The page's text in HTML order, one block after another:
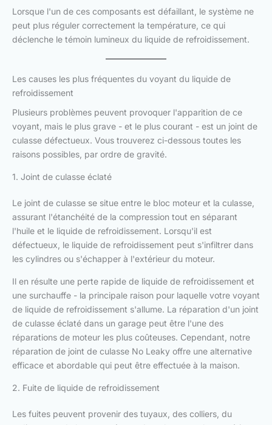
Lorsque l'un de ces composants est défaillant, le système ne
peut plus réguler correctement la température, ce qui
déclenche le témoin lumineux du liquide de refroidissement.
Les causes les plus fréquentes du voyant du liquide de
refroidissement
Plusieurs problèmes peuvent provoquer l'apparition de ce
voyant, mais le plus grave - et le plus courant - est un joint de
culasse défectueux. Vous trouverez ci-dessous toutes les
raisons possibles, par ordre de gravité.
1. Joint de culasse éclaté
Le joint de culasse se situe entre le bloc moteur et la culasse,
assurant l'étanchéité de la compression tout en séparant
l'huile et le liquide de refroidissement. Lorsqu'il est
défectueux, le liquide de refroidissement peut s'infiltrer dans
les cylindres ou s'échapper à l'extérieur du moteur.
Il en résulte une perte rapide de liquide de refroidissement et
une surchauffe - la principale raison pour laquelle votre voyant
de liquide de refroidissement s'allume. La réparation d'un joint
de culasse éclaté dans un garage peut être l'une des
réparations de moteur les plus coûteuses. Cependant, notre
réparation de joint de culasse No Leaky offre une alternative
efficace et abordable qui peut être effectuée à la maison.
2. Fuite de liquide de refroidissement
Les fuites peuvent provenir des tuyaux, des colliers, du